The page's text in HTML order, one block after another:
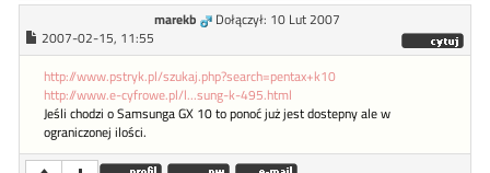
marekb
Dołączył: 10 Lut 2007
2007-02-15, 11:55
http://www.pstryk.pl/szukaj.php?search=pentax+k10
http://www.e-cyfrowe.pl/l...sung-k-495.html
Jeśli chodzi o Samsunga GX 10 to ponoć już jest dostepny ale w
ograniczonej ilości.